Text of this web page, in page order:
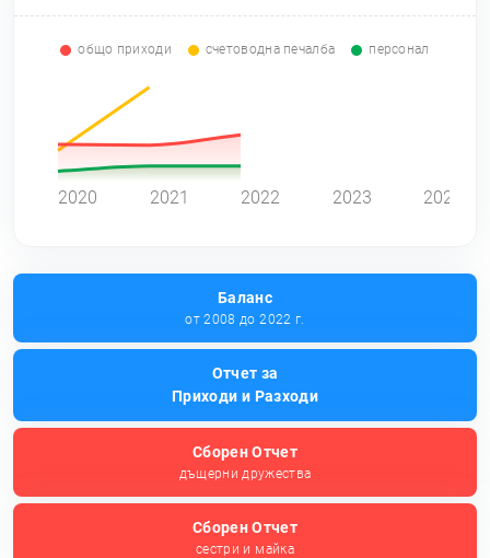
общо приходи счетоводна печалба персонал
2020 2021 2022 2023 2024
Баланс
от 2008 до 2022 г.
Отчет за
Приходи и Разходи
Сборен Отчет
дъщерни дружества
Сборен Отчет
сестри и майка